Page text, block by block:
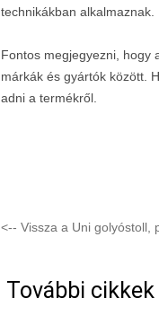
technikákban alkalmaznak.
Fontos megjegyezni, hogy
márkák és gyártók között.
adni a termékről.
<-- Vissza a Uni golyóstoll,
További cikkek